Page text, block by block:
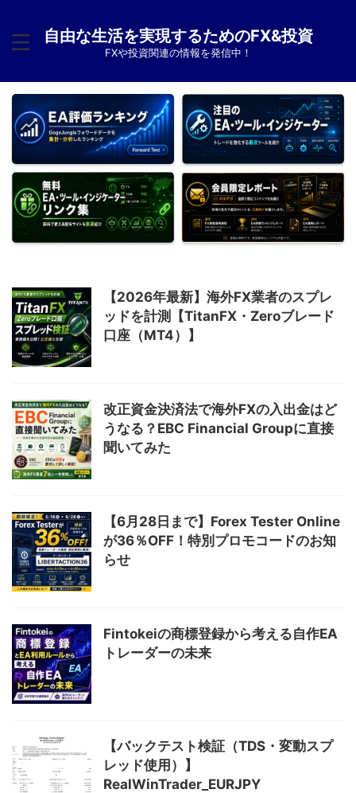
自由な生活を実現するためのFX&投資
FXや投資関連の情報を発信中！
【2026年最新】海外FX業者のスプレ
ッドを計測【TitanFX・Zeroブレード
口座（MT4）】
改正資金決済法で海外FXの入出金はど
うなる？EBC Financial Groupに直接
聞いてみた
【6月28日まで】Forex Tester Online
が36％OFF！特別プロモコードのお知
らせ
Fintokeiの商標登録から考える自作EA
トレーダーの未来
【バックテスト検証（TDS・変動スプ
レッド使用）】
RealWinTrader_EURJPY